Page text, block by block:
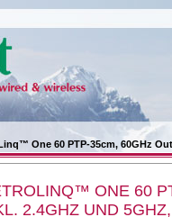
One 60 PTP-35cm, 60GHz
ONE 60
2.4GHZ UND